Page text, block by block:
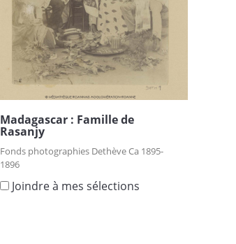
Madagascar : Famille de
Rasanjy
Fonds photographies Dethève Ca 1895-
1896
Joindre à mes sélections